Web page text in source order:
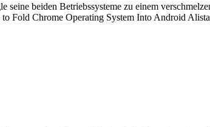
beiden Betriebssysteme zu einem
Fold Chrome Operating System Into Android